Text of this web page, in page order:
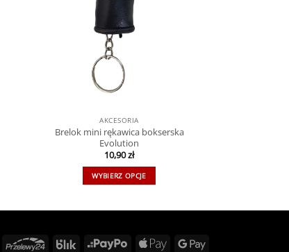
AKCESORIA
Brelok mini rękawica bokserska
Evolution
10,90zł
WYBIERZ OPCJE